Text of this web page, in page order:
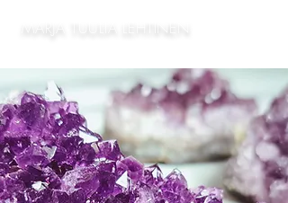
MARJA TUULIA LEHTINEN